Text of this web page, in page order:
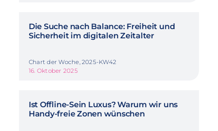
Die Suche nach Balance: Freiheit und
Sicherheit im digitalen Zeitalter
Chart der Woche, 2025-KW42
16. Oktober 2025
Ist Offline-Sein Luxus? Warum wir uns
Handy-freie Zonen wünschen